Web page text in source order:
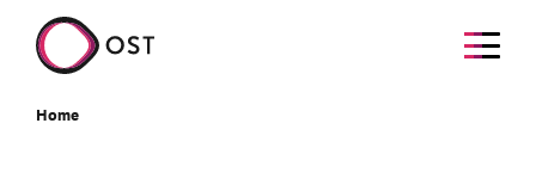
Home